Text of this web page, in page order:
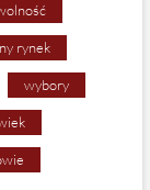
rynek
wybory